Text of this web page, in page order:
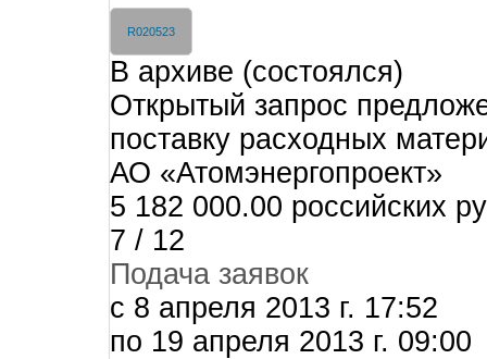
R020523
В архиве (состоялся)
Открытый запрос
поставку расходных
АО «Атомэнергопроект»
5 182 000.00 российских
7 / 12
Подача заявок
c 8 апреля 2013 г. 17:52
по 19 апреля 2013 г. 09:00